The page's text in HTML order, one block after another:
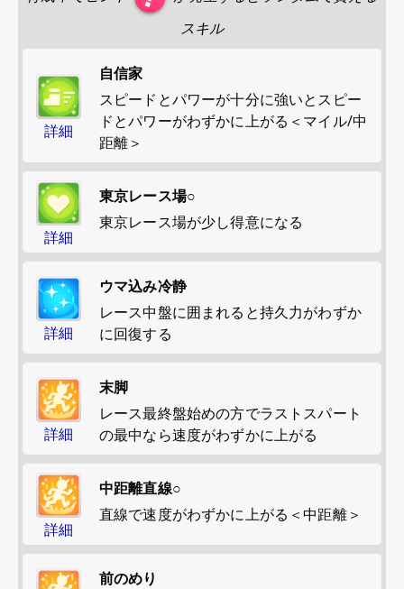
スキル
詳細
自信家
スピードとパワーが十分に強いとスピー
ドとパワーがわずかに上がる＜マイル/中
距離＞
詳細
東京レース場○
東京レース場が少し得意になる
詳細
ウマ込み冷静
レース中盤に囲まれると持久力がわずか
に回復する
詳細
末脚
レース最終盤始めの方でラストスパート
の最中なら速度がわずかに上がる
詳細
中距離直線○
直線で速度がわずかに上がる＜中距離＞
前のめり